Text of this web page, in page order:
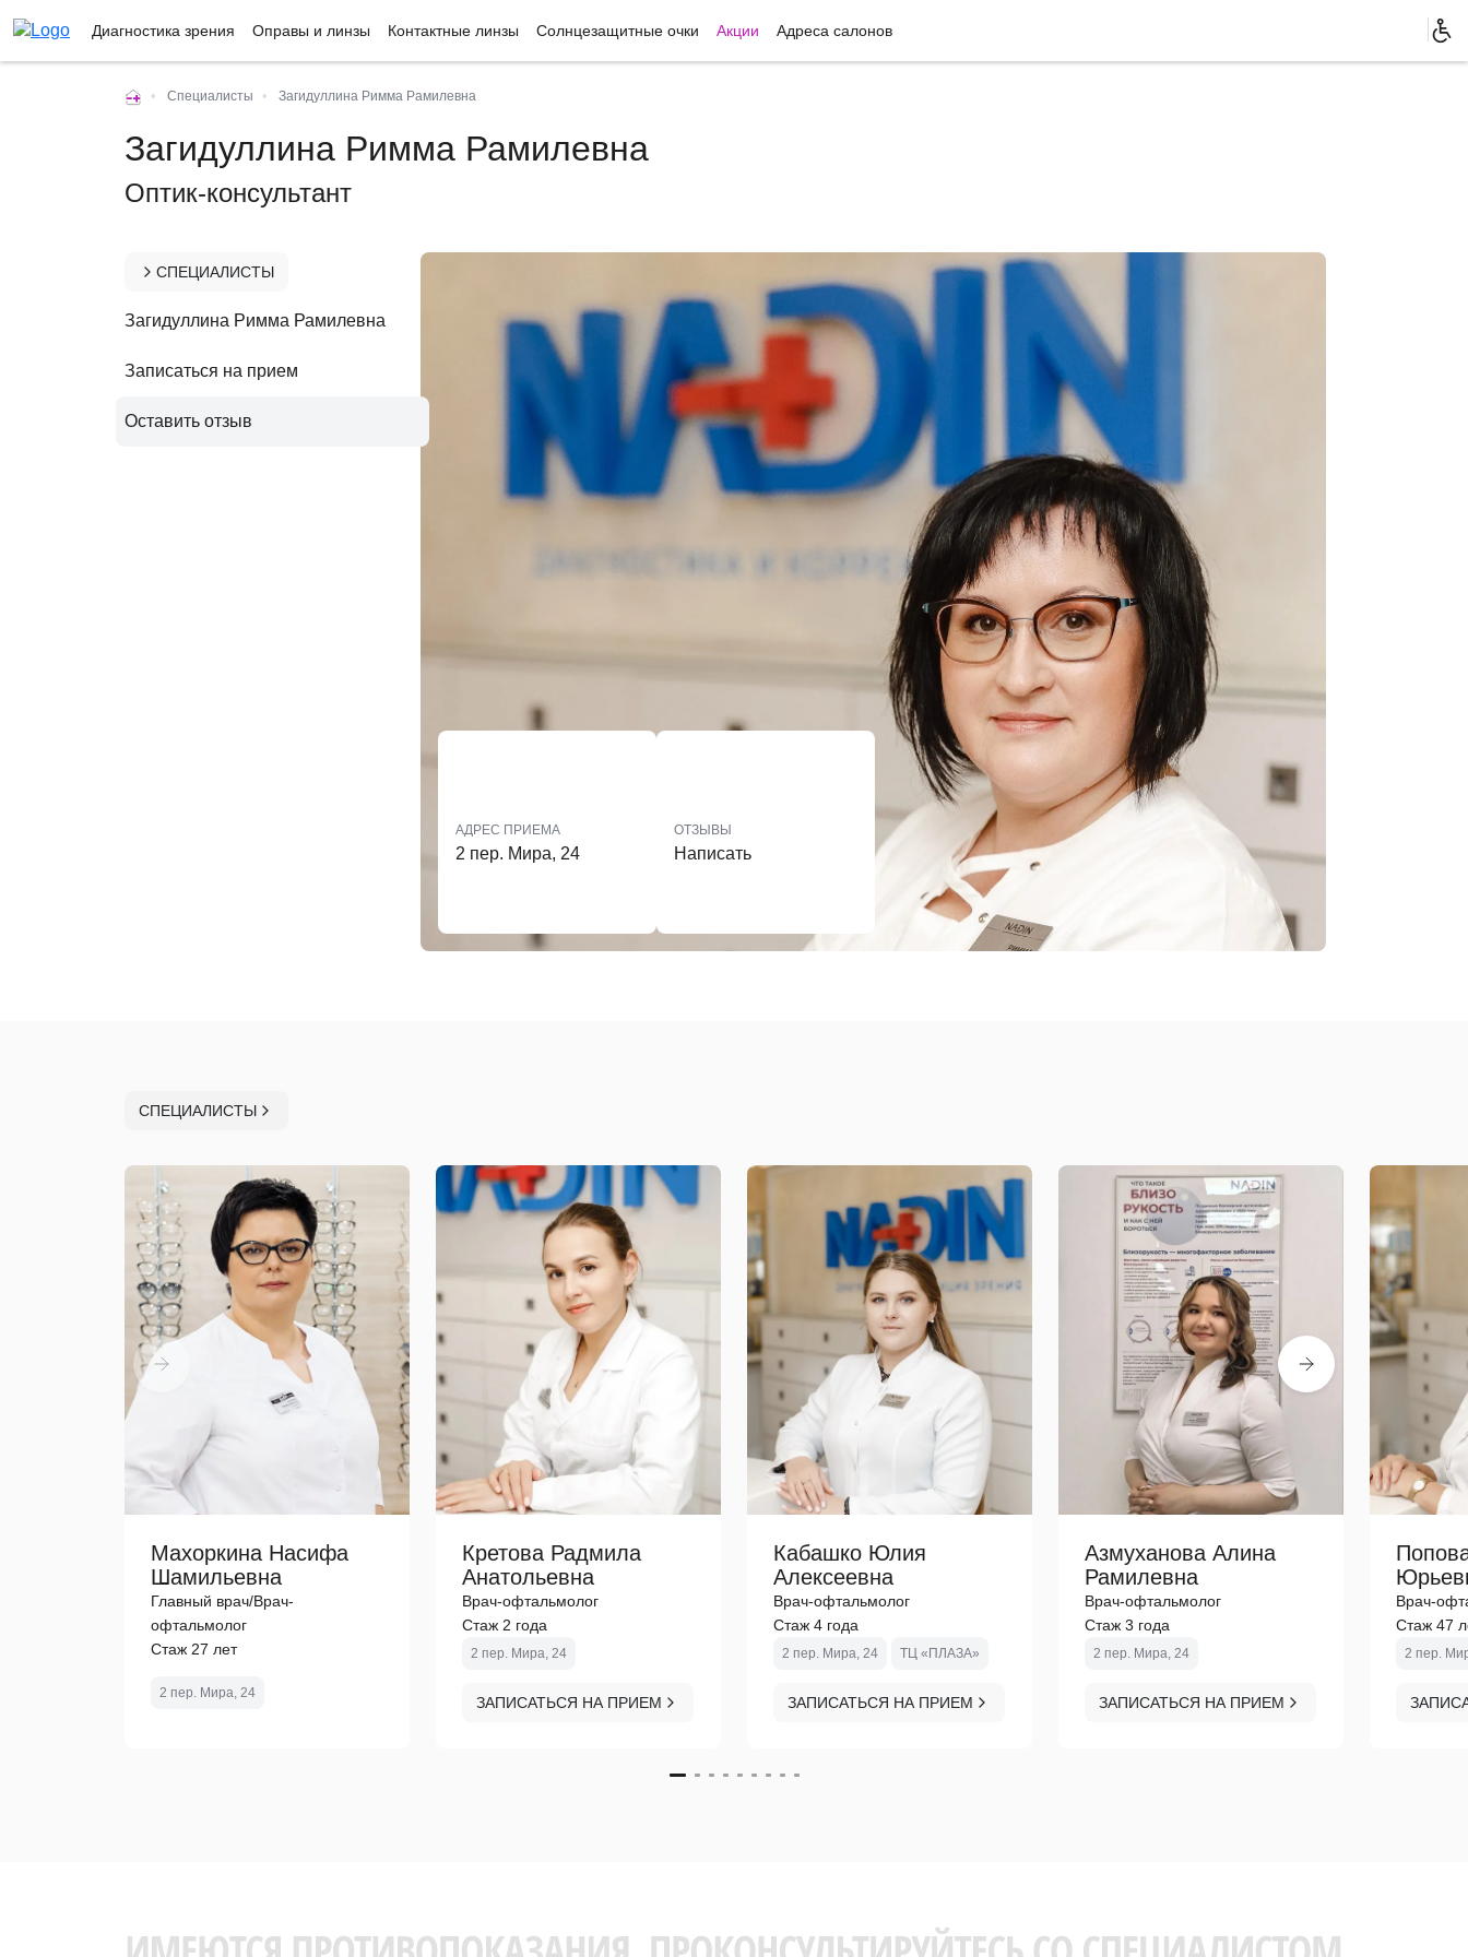
Диагностика зрения Оправы и линзы Контактные линзы Солнцезащитные очки Акции Адреса салонов
• Специалисты • Загидуллина Римма Рамилевна
Загидуллина Римма Рамилевна
Оптик-консультант
АДРЕС ПРИЕМА
2 пер. Мира, 24
ОТЗЫВЫ
Написать
СПЕЦИАЛИСТЫ
Загидуллина Римма Рамилевна
Записаться на прием
Оставить отзыв
СПЕЦИАЛИСТЫ
Махоркина Насифа
Шамильевна
Главный врач/Врач-
офтальмолог
Стаж 27 лет
2 пер. Мира, 24
Кретова Радмила
Анатольевна
Врач-офтальмолог
Стаж 2 года
2 пер. Мира, 24
ЗАПИСАТЬСЯ НА ПРИЕМ
Кабашко Юлия
Алексеевна
Врач-офтальмолог
Стаж 4 года
2 пер. Мира, 24 ТЦ «ПЛАЗА»
ЗАПИСАТЬСЯ НА ПРИЕМ
Азмуханова Алина
Рамилевна
Врач-офтальмолог
Стаж 3 года
2 пер. Мира, 24
ЗАПИСАТЬСЯ НА ПРИЕМ
Врач-
Стаж 47
2 пер.